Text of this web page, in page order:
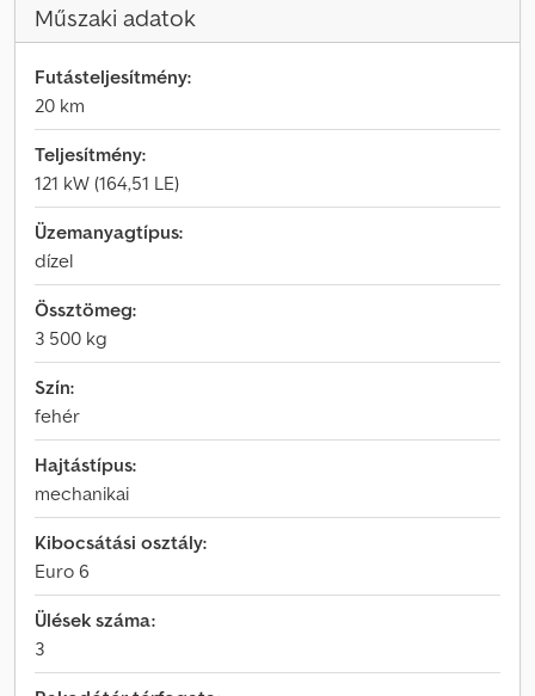
Műszaki adatok
Futásteljesítmény:
20 km
Teljesítmény:
121 kW (164,51 LE)
Üzemanyagtípus:
dízel
Össztömeg:
3 500 kg
Szín:
fehér
Hajtástípus:
mechanikai
Kibocsátási osztály:
Euro 6
Ülések száma:
3